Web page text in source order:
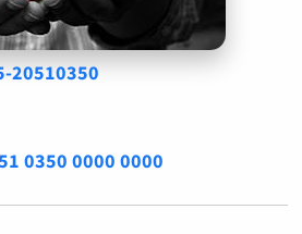
20510350
0350 0000 0000